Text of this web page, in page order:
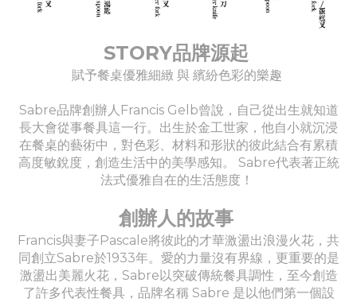
STORY品牌源起
賦予餐桌優雅細緻 與 繽紛色彩的樂趣
Sabre品牌創辦人Francis Gelb曾說，自己從出生就知道
長大會從事餐具這一行。出生於金工世家，他自小就沉浸
在餐桌的藝術中，對色彩、材料和形狀的彼此結合有累積
高度敏銳度，創造生活中的美學感知。 Sabre代表著正統
法式優雅自在的生活態度！
創辦人的故事
Francis與妻子Pascale將彼此的才華激盪出浪漫火花，共
同創立Sabre於1933年。愛的力量沒有界線，更重要的是
激盪出美麗火花，Sabre以突破傳統餐具調性，至今創造
了許多代表性餐具，品牌名稱 Sabre 是以他們第一個設